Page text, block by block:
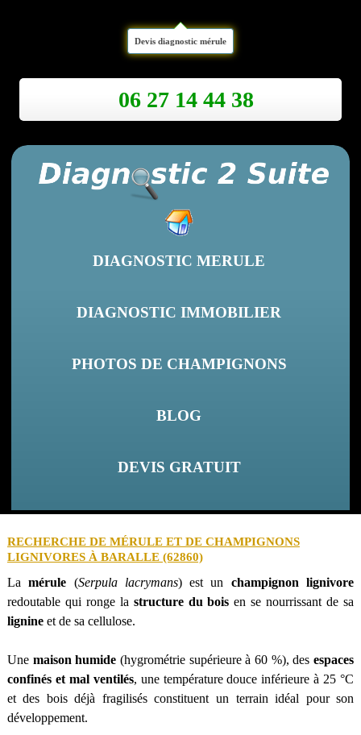
Devis diagnostic mérule
06 27 14 44 38
DIAGNOSTIC MERULE
DIAGNOSTIC IMMOBILIER
PHOTOS DE CHAMPIGNONS
BLOG
DEVIS GRATUIT
RECHERCHE DE MÉRULE ET DE CHAMPIGNONS
LIGNIVORES À BARALLE (62860)
Lamérule (Serpula lacrymans) est un champignon lignivore
redoutable qui ronge la structure du bois en se nourrissant de sa
lignineet de sa cellulose.
Une maison humide (hygrométrie supérieure à 60 %), desespaces
confinés et mal ventilés, une température douce inférieure à 25 °C
et des bois déjà fragilisés constituent un terrain idéal pour son
développement.